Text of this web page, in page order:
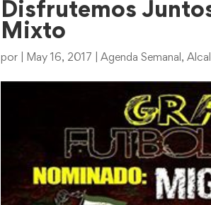
Disfrutemos
Mixto
por May 16, 2017 |Agenda Semanal ,